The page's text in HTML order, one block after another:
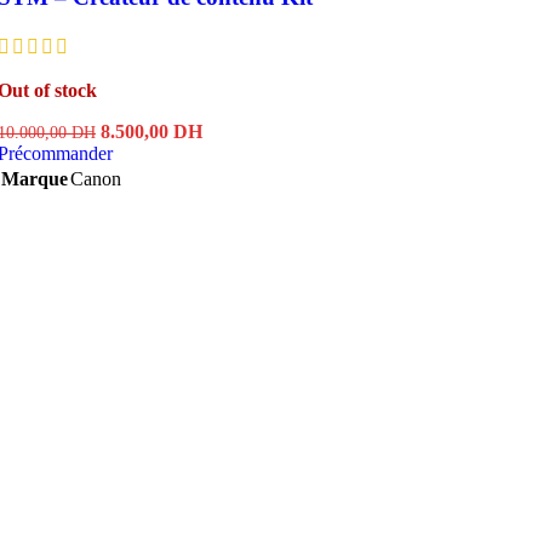
of stock
DH Le
prix
initial
8.500,00 DHLe
MarqueCanon